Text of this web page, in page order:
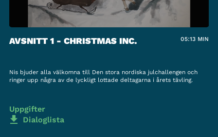
AVSNITT 1 - CHRISTMAS INC. 05:13 MIN
Nis bjuder alla välkomna till Den stora nordiska julchallengen och
ringer upp några av de lyckligt lottade deltagarna i årets tävling.
Uppgifter
Dialoglista